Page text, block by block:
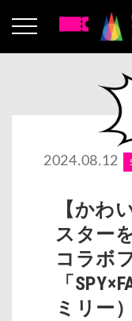
2024.08.12
【かわ
スター
コラボ
「
ミリー